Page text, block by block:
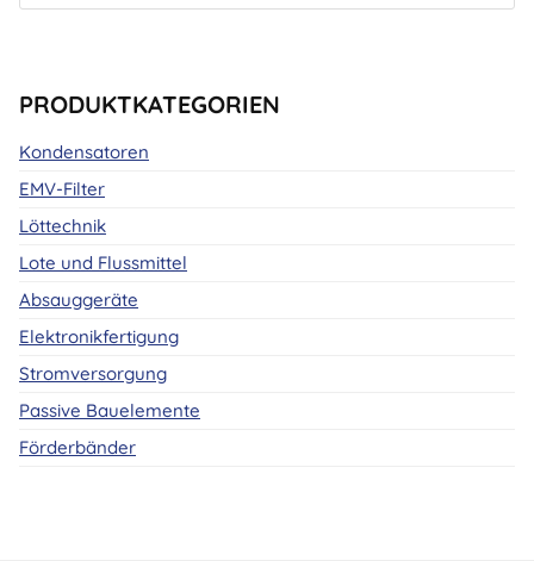
PRODUKTKATEGORIEN
Kondensatoren
EMV-Filter
Löttechnik
Lote und Flussmittel
Absauggeräte
Elektronikfertigung
Stromversorgung
Passive Bauelemente
Förderbänder